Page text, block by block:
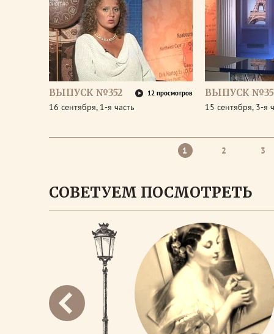
ВЫПУСК №352 12 просмотров
16 сентября, 1-я часть
ВЫПУСК
15 сентября, 3-я
1 2 3
СОВЕТУЕМ ПОСМОТРЕТЬ